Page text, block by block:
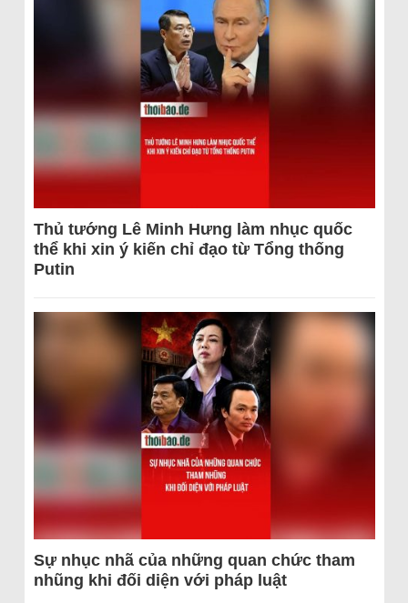
Thủ tướng Lê Minh Hưng làm nhục quốc
thể khi xin ý kiến chỉ đạo từ Tổng thống
Putin
Sự nhục nhã của những quan chức tham
nhũng khi đối diện với pháp luật